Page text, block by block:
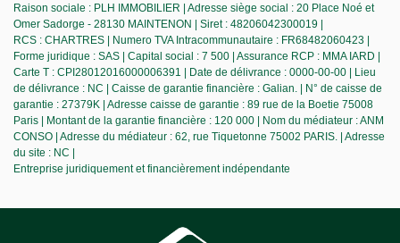
Raison sociale : PLH IMMOBILIER | Adresse siège social : 20 Place Noé et
Omer Sadorge - 28130 MAINTENON | Siret : 48206042300019 |
RCS : CHARTRES | Numero TVA Intracommunautaire : FR68482060423 |
Forme juridique : SAS | Capital social : 7 500 | Assurance RCP : MMA IARD |
Carte T : CPI28012016000006391 | Date de délivrance : 0000-00-00 | Lieu
de délivrance : NC | Caisse de garantie financière : Galian. | N° de caisse de
garantie : 27379K | Adresse caisse de garantie : 89 rue de la Boetie 75008
Paris | Montant de la garantie financière : 120 000 | Nom du médiateur : ANM
CONSO | Adresse du médiateur : 62, rue Tiquetonne 75002 PARIS. | Adresse
du site : NC |
Entreprise juridiquement et financièrement indépendante